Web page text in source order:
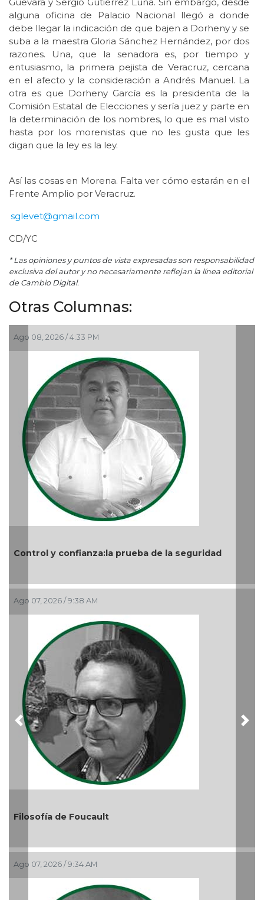
Guevara y Sergio Gutiérrez Luna. Sin embargo, desde
alguna oficina de Palacio Nacional llegó a donde
debe llegar la indicación de que bajen a Dorheny y se
suba a la maestra Gloria Sánchez Hernández, por dos
razones. Una, que la senadora es, por tiempo y
entusiasmo, la primera pejista de Veracruz, cercana
en el afecto y la consideración a Andrés Manuel. La
otra es que Dorheny García es la presidenta de la
Comisión Estatal de Elecciones y sería juez y parte en
la determinación de los nombres, lo que es mal visto
hasta por los morenistas que no les gusta que les
digan que la ley es la ley.
Así las cosas en Morena. Falta ver cómo estarán en el
Frente Amplio por Veracruz.
sglevet@gmail.com
CD/YC
* Las opiniones y puntos de vista expresadas son responsabilidad
exclusiva del autor y no necesariamente reflejan la línea editorial
de Cambio Digital.
Otras Columnas:
prueba de la seguridad
Ago 05, 2026 / 9:04 PM